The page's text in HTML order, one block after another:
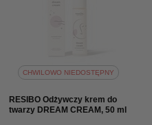
CHWILOWO NIEDOSTĘPNY
RESIBO Odżywczy krem do
twarzy DREAM CREAM, 50 ml